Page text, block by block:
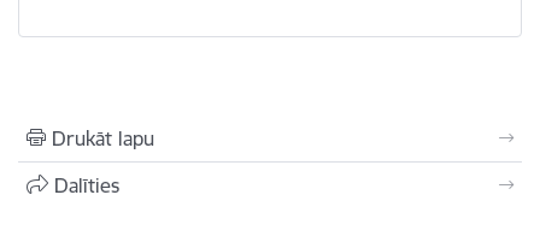
Drukāt lapu
Dalīties